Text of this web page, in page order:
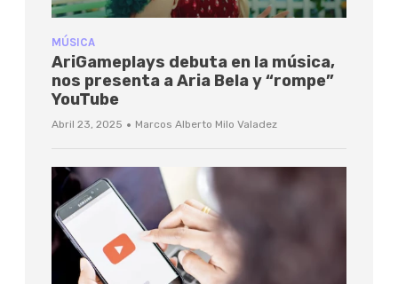
MÚSICA
AriGameplays debuta en la música,
nos presenta a Aria Bela y “rompe”
YouTube
Abril 23, 2025 · Marcos Alberto Milo Valadez